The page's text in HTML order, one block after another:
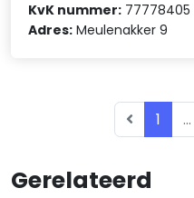
Gerelateerd
KvK nummer: 77778405
Adres: Meulenakker 9
1 ...